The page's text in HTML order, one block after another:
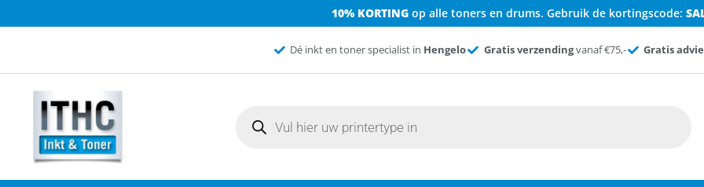
10% KORTINGop alle toners en drums. Gebruik de kortingscode:
Dé inkt en toner specialist in Hengelo Gratis verzendingvanaf €75,- Gratis